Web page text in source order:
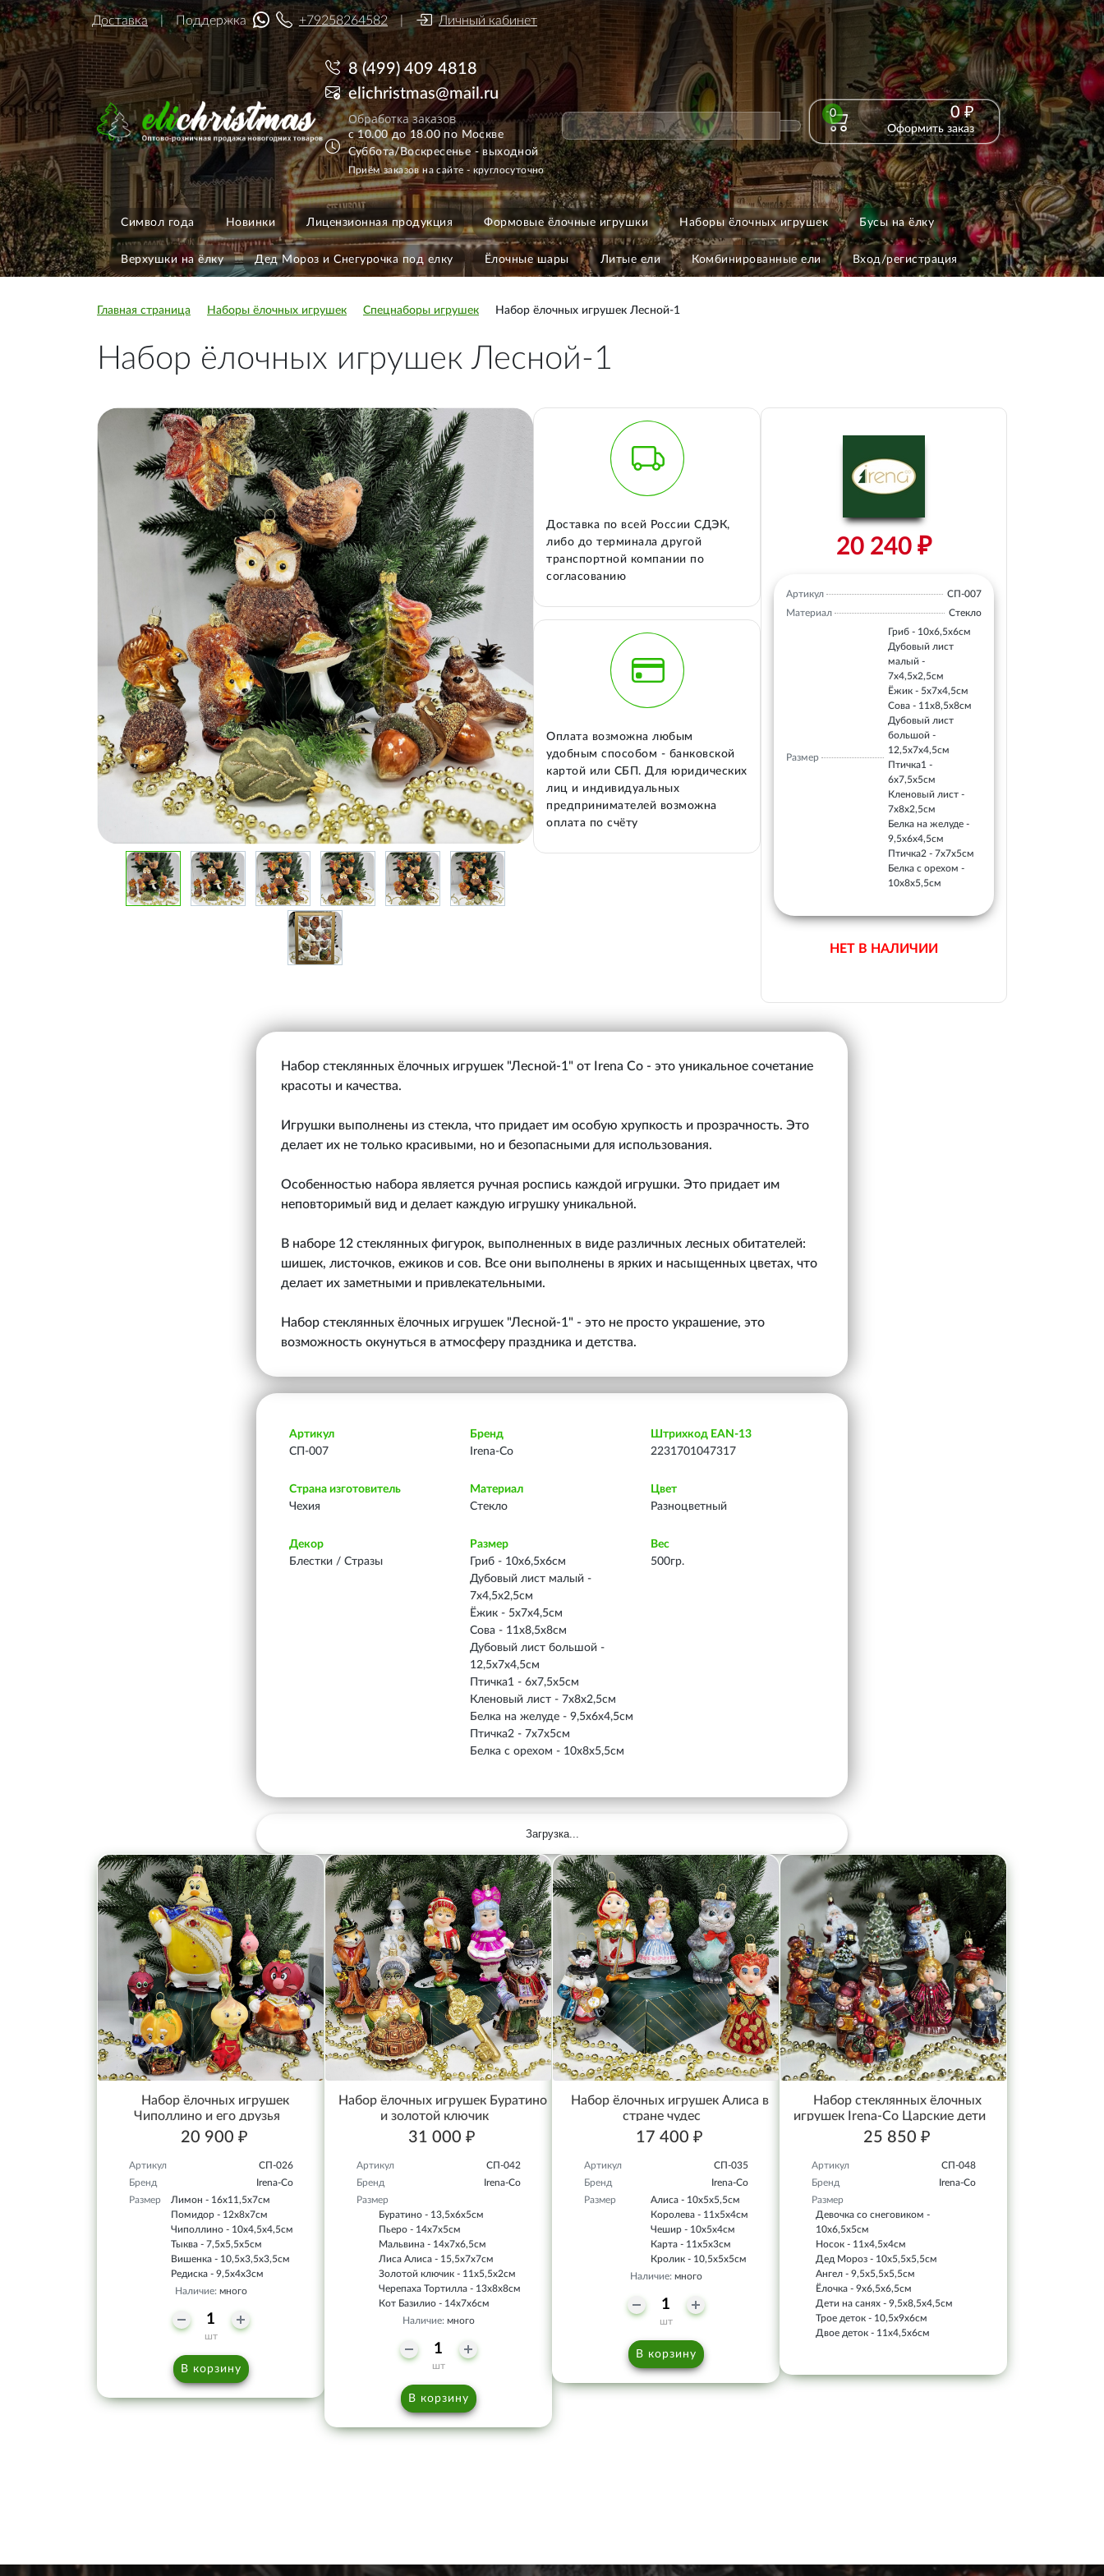
Доставка Поддержка +79258264582 Личный кабинет
0 0 ₽
Оформить заказ
8 (499) 409 4818
elichristmas@mail.ru
Обработка заказов
с 10.00 до 18.00 по Москве
Суббота/Воскресенье - выходной
Приём заказов на сайте - круглосуточно
Символ года Новинки Лицензионная продукция Формовые ёлочные игрушки Наборы ёлочных игрушек Бусы на ёлку
Верхушки на ёлку Дед Мороз и Снегурочка под елку Ёлочные шары Литые ели Комбинированные ели Вход/регистрация
Главная страница Наборы ёлочных игрушек Спецнаборы игрушек Набор ёлочных игрушек Лесной-1
Набор ёлочных игрушек Лесной-1
Доставка по всей России СДЭК,
либо до терминала другой
транспортной компании по
согласованию
Оплата возможна любым
удобным способом - банковской
картой или СБП. Для юридических
лиц и индивидуальных
предпринимателей возможна
оплата по счёту
20 240 ₽
Артикул
СП-007
Материал
Стекло
Размер
Гриб - 10х6,5х6см
Дубовый лист
малый -
7х4,5х2,5см
Ёжик - 5х7х4,5см
Сова - 11х8,5х8см
Дубовый лист
большой -
12,5х7х4,5см
Птичка1 -
6х7,5х5см
Кленовый лист -
7х8х2,5см
Белка на желуде -
9,5х6х4,5см
Птичка2 - 7х7х5см
Белка с орехом -
10х8х5,5см
НЕТ В НАЛИЧИИ
Набор стеклянных ёлочных игрушек "Лесной-1" от Irena Co - это уникальное сочетание
красоты и качества.
Игрушки выполнены из стекла, что придает им особую хрупкость и прозрачность. Это
делает их не только красивыми, но и безопасными для использования.
Особенностью набора является ручная роспись каждой игрушки. Это придает им
неповторимый вид и делает каждую игрушку уникальной.
В наборе 12 стеклянных фигурок, выполненных в виде различных лесных обитателей:
шишек, листочков, ежиков и сов. Все они выполнены в ярких и насыщенных цветах, что
делает их заметными и привлекательными.
Набор стеклянных ёлочных игрушек "Лесной-1" - это не просто украшение, это
возможность окунуться в атмосферу праздника и детства.
Артикул
СП-007
Бренд
Irena-Co
Штрихкод EAN-13
2231701047317
Страна изготовитель
Чехия
Материал
Стекло
Цвет
Разноцветный
Декор
Блестки / Стразы
Размер
Гриб - 10х6,5х6см
Дубовый лист малый -
7х4,5х2,5см
Ёжик - 5х7х4,5см
Сова - 11х8,5х8см
Дубовый лист большой -
12,5х7х4,5см
Птичка1 - 6х7,5х5см
Кленовый лист - 7х8х2,5см
Белка на желуде - 9,5х6х4,5см
Птичка2 - 7х7х5см
Белка с орехом - 10х8х5,5см
Вес
500гр.
Загрузка...
Набор ёлочных игрушек
Чиполлино и его друзья
20 900 ₽
Артикул
СП-026
Бренд
Irena-Co
Размер
Лимон - 16х11,5х7см
Помидор - 12х8х7см
Чиполлино - 10х4,5х4,5см
Тыква - 7,5х5,5х5см
Вишенка - 10,5х3,5х3,5см
Редиска - 9,5х4х3см
Наличие: много
шт
В корзину
Набор ёлочных игрушек Буратино
и золотой ключик
31 000 ₽
Артикул
СП-042
Бренд
Irena-Co
Размер
Буратино - 13,5х6х5см
Пьеро - 14х7х5см
Мальвина - 14х7х6,5см
Лиса Алиса - 15,5х7х7см
Золотой ключик - 11х5,5х2см
Черепаха Тортилла - 13х8х8см
Кот Базилио - 14х7х6см
Наличие: много
шт
В корзину
Набор ёлочных игрушек Алиса в
стране чудес
17 400 ₽
Артикул
СП-035
Бренд
Irena-Co
Размер
Алиса - 10х5х5,5см
Королева - 11х5х4см
Чешир - 10х5х4см
Карта - 11х5х3см
Кролик - 10,5х5х5см
Наличие: много
шт
В корзину
Набор стеклянных ёлочных
игрушек Irena-Co Царские дети
25 850 ₽
Артикул
СП-048
Бренд
Irena-Co
Размер
Девочка со снеговиком -
10х6,5х5см
Носок - 11х4,5х4см
Дед Мороз - 10х5,5х5,5см
Ангел - 9,5х5,5х5,5см
Ёлочка - 9х6,5х6,5см
Дети на санях - 9,5х8,5х4,5см
Трое деток - 10,5х9х6см
Двое деток - 11х4,5х6см